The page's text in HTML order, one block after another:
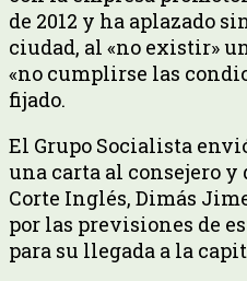
de 2012 y ha aplazado
ciudad, al «no existir»
«no cumplirse las
fijado.
El Grupo Socialista
una carta al consejero
Corte Inglés, Dimás
por las previsiones de
para su llegada a la